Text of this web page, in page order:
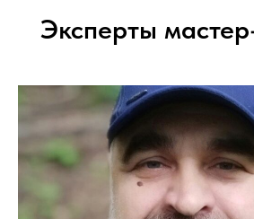
Эксперты